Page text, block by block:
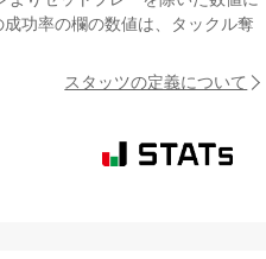
功率の欄の数値は、タックル奪
スタッツの定義について